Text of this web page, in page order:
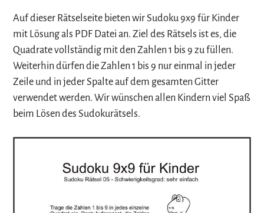
Auf dieser Rätselseite bieten wir Sudoku 9x9 für Kinder
mit Lösung als PDF Datei an. Ziel des Rätsels ist es, die
Quadrate vollständig mit den Zahlen 1 bis 9 zu füllen.
Weiterhin dürfen die Zahlen 1 bis 9 nur einmal in jeder
Zeile und in jeder Spalte auf dem gesamten Gitter
verwendet werden. Wir wünschen allen Kindern viel Spaß
beim Lösen des Sudokurätsels.